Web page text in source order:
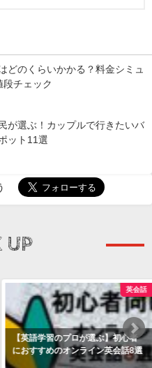
どのくらいかかる？料金シミュ
段チェック
が選ぶ！カップルで行きたいバ
ット11選
UP
英会話
【英語学習のプロが選ぶ】初心者
におすすめのオンライン英会話8選